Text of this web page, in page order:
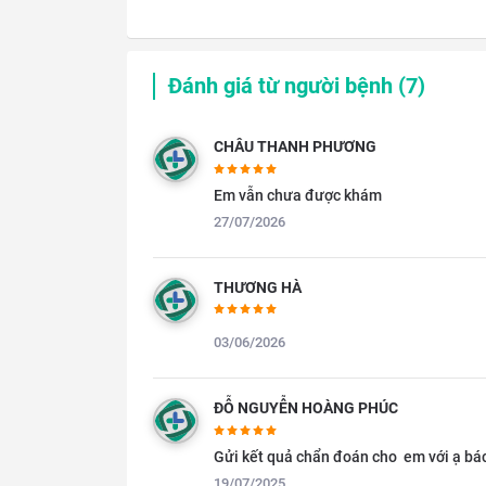
Đánh giá từ người bệnh (7)
CHÂU THANH PHƯƠNG
Em vẫn chưa được khám
27/07/2026
THƯƠNG HÀ
03/06/2026
ĐỖ NGUYỄN HOÀNG PHÚC
Gửi kết quả chẩn đoán cho  em với ạ